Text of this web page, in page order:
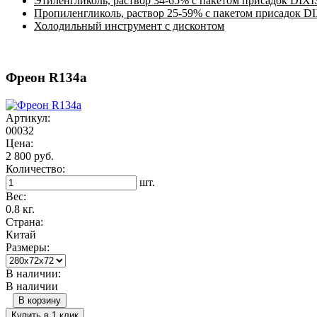
Пропиленгликоль, раствор 25-59% с пакетом присадок
Холодильный инструмент с дисконтом
Фреон R134a
Артикул:
00032
Цена:
2 800 руб.
Количество:
шт.
Вес:
0.8 кг.
Страна:
Китай
Размеры:
В наличии:
В наличии
В корзину